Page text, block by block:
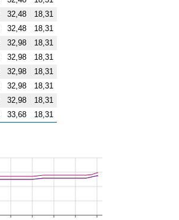
32,48
18,31
32,48
18,31
32,98
18,31
32,98
18,31
32,98
18,31
32,98
18,31
32,98
18,31
33,68 18,31